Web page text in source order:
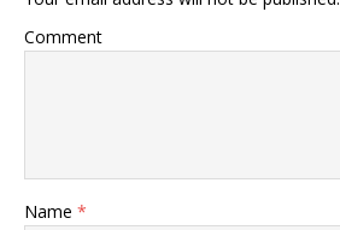
Comment
Name *